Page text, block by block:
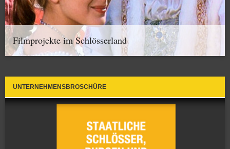
Filmprojekte im Schlösserland
UNTERNEHMENSBROSCHÜRE